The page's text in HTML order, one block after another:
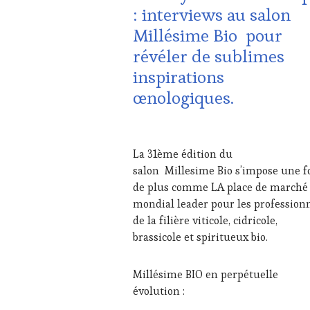
VITICOLE,
ADHÉRENT,
VIN
TOURISME,
EDITION
LES
CLÉS
DU
LA
HAUTE
GASTRONOMIE
FRANÇAISE
INVITATIONS
&
DÉGUSTATIONS,
TASTING
MÉDIAS,
PRESSE
: interviews au salon
Millésime Bio pour
révéler de sublimes
inspirations
œnologiques.
2024
La 31ème édition du
salon Millesime Bio s’impose une
de plus comme LA place de marché
mondial leader pour les
de la filière viticole, cidricole,
brassicole et spiritueux bio.
Millésime BIO en perpétuelle
évolution :